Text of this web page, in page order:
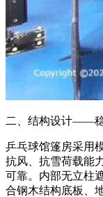
二、结构设计——
乒乓球馆篷房采用
抗风、抗雪荷载能
可靠。内部无立柱
合钢木结构底板、